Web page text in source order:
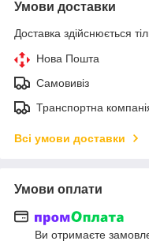
Умови доставки
Доставка здійснюється
Нова Пошта
Самовивіз
Транспортна
Всі умови доставки
Умови оплати
Ви отримаєте